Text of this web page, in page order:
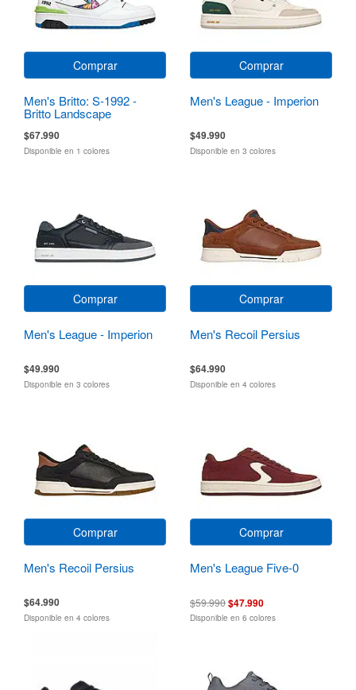
Comprar
Men's Britto: S-1992 -
Britto Landscape
$67.990
Disponible en 1 colores
Comprar
Men's League - Imperion
$49.990
Disponible en 3 colores
Comprar
Men's League - Imperion
$49.990
Disponible en 3 colores
Comprar
Men's Recoil Persius
$64.990
Disponible en 4 colores
Comprar
Men's Recoil Persius
$64.990
Disponible en 4 colores
Comprar
Men's League Five-0
$59.990$47.990
Disponible en 6 colores